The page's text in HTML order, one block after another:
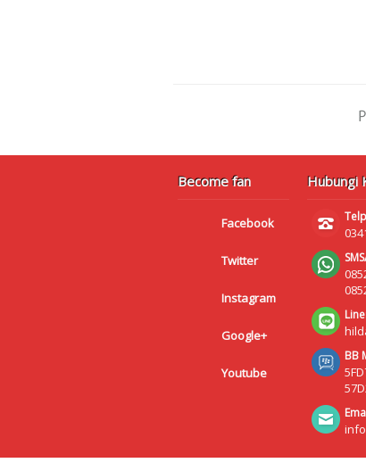
Become fan
Facebook
Twitter
Instagram
Google+
Youtube
Hubungi
BB